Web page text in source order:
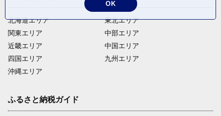
北海道エリア
関東エリア
近畿エリア
四国エリア
沖縄エリア
東北エリア
中部エリア
中国エリア
九州エリア
ふるさと納税ガイド
OK